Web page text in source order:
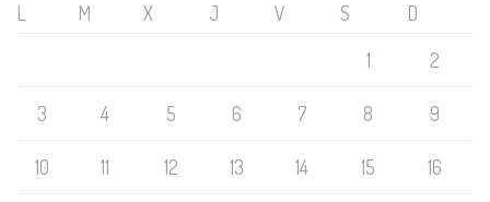
L
M X J V S
D
1
2
3 4 5 6 7 8 9
10 11 12 13 14 15 16